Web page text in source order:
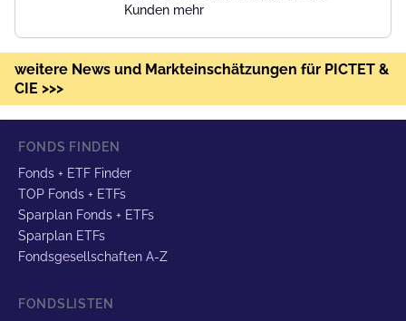
Kunden mehr
weitere News und Markteinschätzungen für PICTET &
CIE >>>
FONDS FINDEN
Fonds + ETF Finder
TOP Fonds + ETFs
Sparplan Fonds + ETFs
Sparplan ETFs
Fondsgesellschaften A-Z
FONDSLISTEN